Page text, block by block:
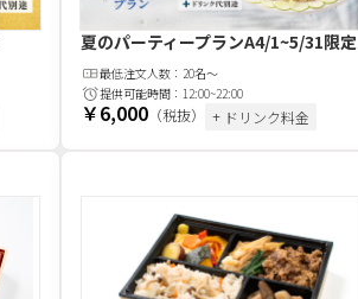
夏のパーティープランA4/1~5/31限定
最低注文人数： 20名〜
提供可能時間： 12:00~22:00
￥6,000（税抜） + ドリンク料金